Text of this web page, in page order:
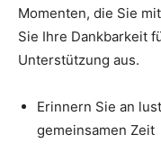
Momenten, die Sie
Sie Ihre Dankbarkeit
Unterstützung aus.
Erinnern Sie an
gemeinsamen Zeit